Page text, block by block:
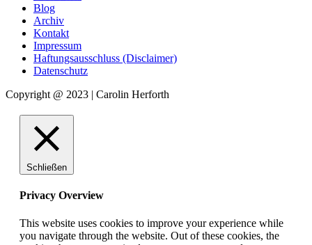
Blog
Archiv
Kontakt
Impressum
Haftungsausschluss (Disclaimer)
Datenschutz
Copyright @ 2023 | Carolin Herforth
Schließen
Privacy Overview
This website uses cookies to improve your experience while
you navigate through the website. Out of these cookies, the